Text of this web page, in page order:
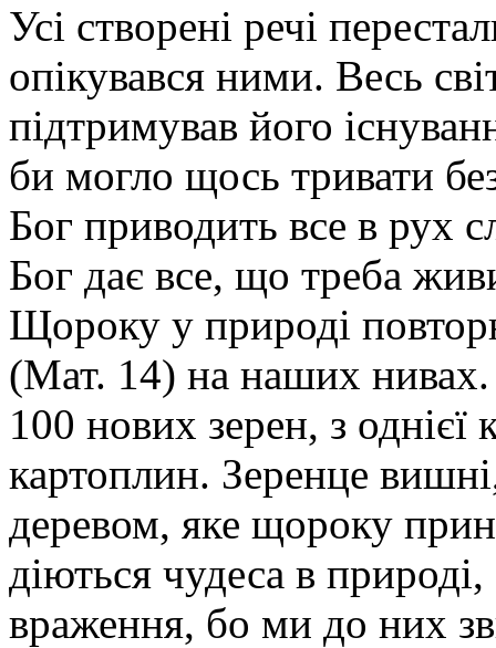
Усі створені речі
опікувався ними. Весь
підтримував його
би могло щось тривати
Бог приводить все в рух
Бог дає все, що треба
Щороку у природі
(Мат. 14) на наших нивах.
100 нових зерен, з
картоплин. Зеренце
деревом, яке щороку
діються чудеса в
враження, бо ми до них